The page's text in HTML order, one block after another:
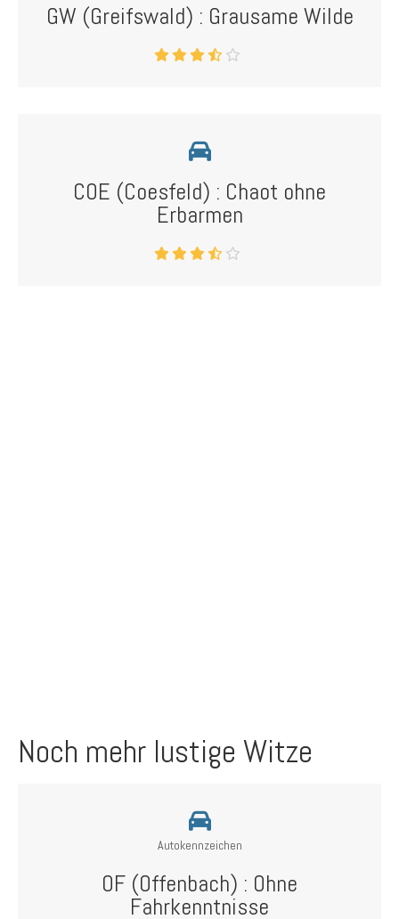
GW (Greifswald) : Grausame Wilde
COE (Coesfeld) : Chaot ohne
Erbarmen
Noch mehr lustige Witze
Autokennzeichen
OF (Offenbach) : Ohne
Fahrkenntnisse